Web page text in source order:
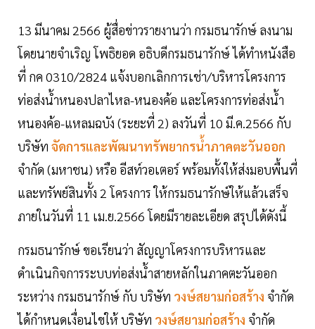
13 มีนาคม 2566 ผู้สื่อข่าวรายงานว่า กรมธนารักษ์ ลงนาม
โดยนายจำเริญ โพธิยอด อธิบดีกรมธนารักษ์ ได้ทำหนังสือ
ที่ กค 0310/2824 แจ้งบอกเลิกการเช่า/บริหารโครงการ
ท่อส่งน้ำหนองปลาไหล-หนองค้อ และโครงการท่อส่งน้ำ
หนองค้อ-แหลมฉบัง (ระยะที่ 2) ลงวันที่ 10 มี.ค.2566 กับ
บริษัท จัดการและพัฒนาทรัพยากรน้ำภาคตะวันออก
จำกัด (มหาชน) หรือ อีสท์วอเตอร์ พร้อมทั้งให้ส่งมอบพื้นที่
และทรัพย์สินทั้ง 2 โครงการ ให้กรมธนารักษ์ให้แล้วเสร็จ
ภายในวันที่ 11 เม.ย.2566 โดยมีรายละเอียด สรุปได้ดังนี้
กรมธนารักษ์ ขอเรียนว่า สัญญาโครงการบริหารและ
ดำเนินกิจการระบบท่อส่งน้ำสายหลักในภาคตะวันออก
ระหว่าง กรมธนารักษ์ กับ บริษัท วงษ์สยามก่อสร้าง จำกัด
ได้กำหนดเงื่อนไขให้ บริษัท วงษ์สยามก่อสร้าง จำกัด